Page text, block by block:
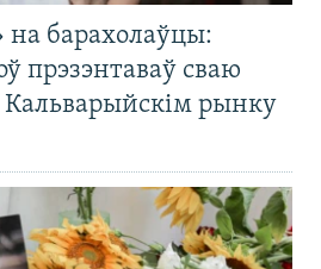
на барахолаўцы:
прэзэнтаваў сваю
Кальварыйскім рынку